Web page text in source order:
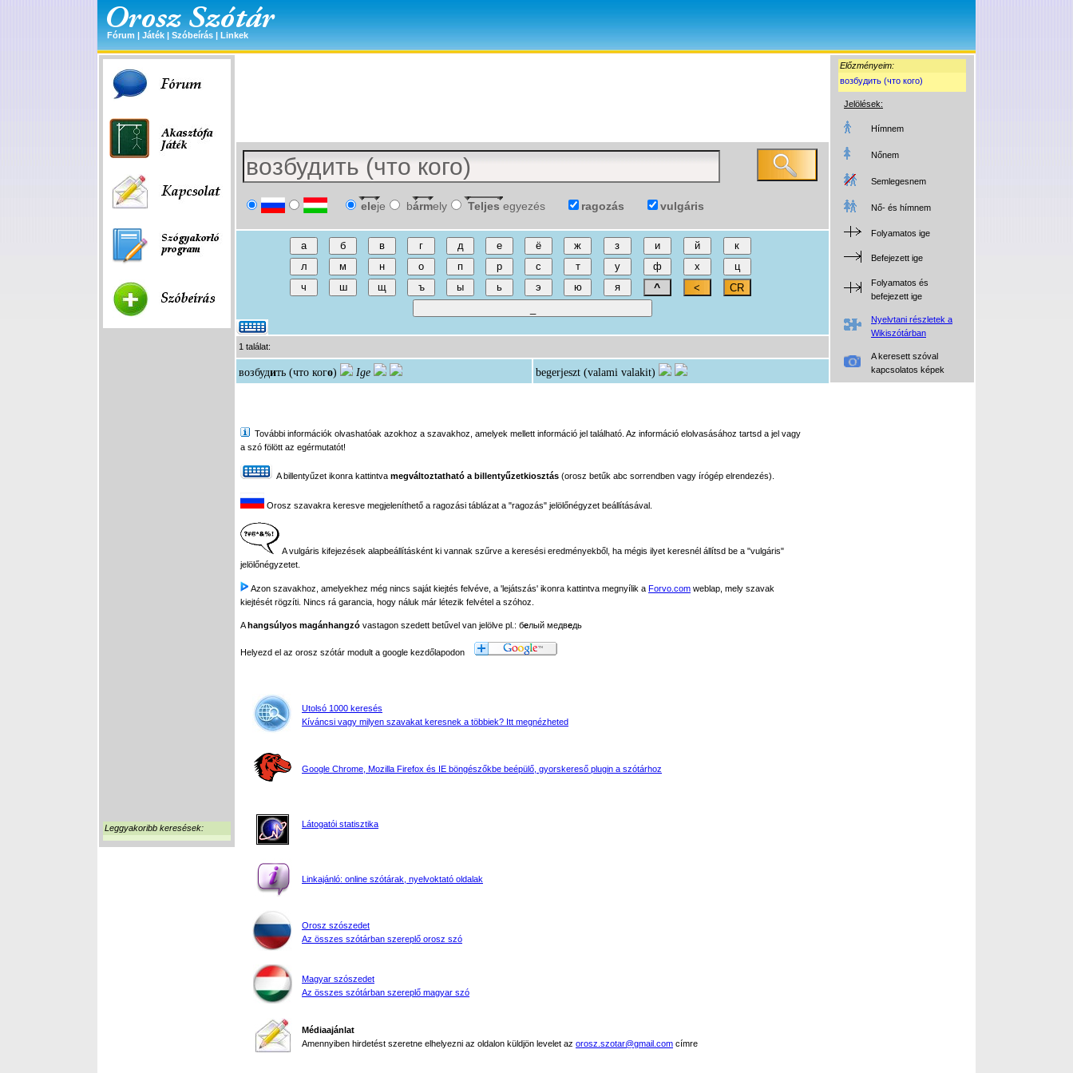
Fórum | Játék | Szóbeírás | Linkek
Előzményeim:
возбудить (что кого)
Jelölések:
Hímnem
Nőnem
Semlegesnem
Nő- és hímnem
Folyamatos ige
Befejezett ige
Folyamatos és
befejezett ige
Nyelvtani részletek a
Wikiszótárban
A keresett szóval
kapcsolatos képek
Leggyakoribb keresések:
eleje bármely Teljes egyezés ragozás vulgáris
1 találat:
возбудить (что кого) Ige begerjeszt (valami valakit)
További információk olvashatóak azokhoz a szavakhoz, amelyek mellett információ jel található. Az információ elolvasásához tartsd a jel vagy
a szó fölött az egérmutatót!
A billentyűzet ikonra kattintva megváltoztatható a billentyűzetkiosztás (orosz betűk abc sorrendben vagy írógép elrendezés).
Orosz szavakra keresve megjeleníthető a ragozási táblázat a "ragozás" jelölőnégyzet beállításával.
A vulgáris kifejezések alapbeállításként ki vannak szűrve a keresési eredményekből, ha mégis ilyet keresnél állítsd be a "vulgáris"
jelölőnégyzetet.
Azon szavakhoz, amelyekhez még nincs saját kiejtés felvéve, a 'lejátszás' ikonra kattintva megnyílik a Forvo.com weblap, mely szavak
kiejtését rögzíti. Nincs rá garancia, hogy náluk már létezik felvétel a szóhoz.
Ahangsúlyos magánhangzó vastagon szedett betűvel van jelölve pl.: белый медведь
Helyezd el az orosz szótár modult a google kezdőlapodon
Utolsó 1000 keresés
Kíváncsi vagy milyen szavakat keresnek a többiek? Itt megnézheted
Google Chrome, Mozilla Firefox és IE böngészőkbe beépülő, gyorskereső plugin a szótárhoz
Látogatói statisztika
Linkajánló: online szótárak, nyelvoktató oldalak
Orosz szószedet
Az összes szótárban szereplő orosz szó
Magyar szószedet
Az összes szótárban szereplő magyar szó
Médiaajánlat
Amennyiben hirdetést szeretne elhelyezni az oldalon küldjön levelet az orosz.szotar@gmail.com címre